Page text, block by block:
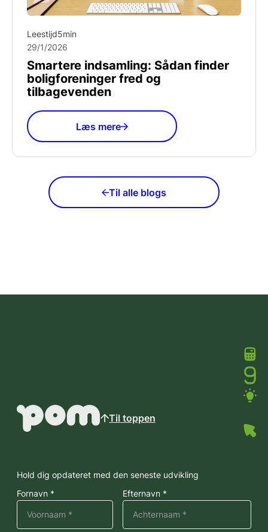
Leestijd5min
29/1/2026
Smartere indsamling: Sådan finder
boligforeninger fred og
tilbagevenden
Læs mere
Til alle blogs
Til toppen
Hold dig opdateret med den seneste udvikling
Fornavn *
Efternavn *